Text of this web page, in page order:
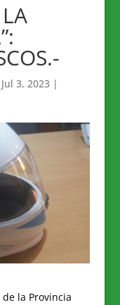
Jul 3, 2023 |
la Provincia